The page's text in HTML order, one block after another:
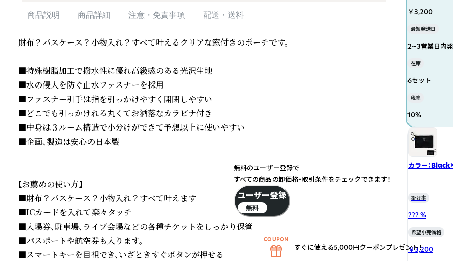
商品説明 商品詳細 注意・免責事項 配送・送料
財布？パスケース？小物入れ？すべて叶えるクリアな窓付きのポーチです。
■特殊樹脂加工で撥水性に優れ高級感のある光沢生地
■水の侵入を防ぐ止水ファスナーを採用
■ファスナー引手は指を引っかけやすく開閉しやすい
■どこでも引っかけれる丸くてお洒落なカラビナ付き
■中身は３ルーム構造で小分けができて予想以上に使いやすい
■企画、製造は安心の日本製
【お薦めの使い方】
■財布？パスケース？小物入れ？すべて叶えます
■ICカードを入れて楽々タッチ
■入場券、駐車場、ライブ会場などの各種チケットをしっかり保管
■パスポートや航空券も入ります。
■スマートキーを目視でき、いざときすぐボタンが押せる
￥3,200
最短発送日
2~3営業日内
在庫
6セット
税率
10%
カラー：
掛け率
??? %
希望小売価格
￥3,200
無料のユーザー登録で
すべての商品の卸価格・取引条件をチェックできます！
ユーザー登録
無料
すぐに使える5,000円クーポンプレゼント！